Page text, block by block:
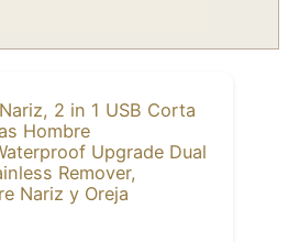
2 in 1 USB Corta
Hombre
Upgrade Dual
Remover,
Nariz y Oreja